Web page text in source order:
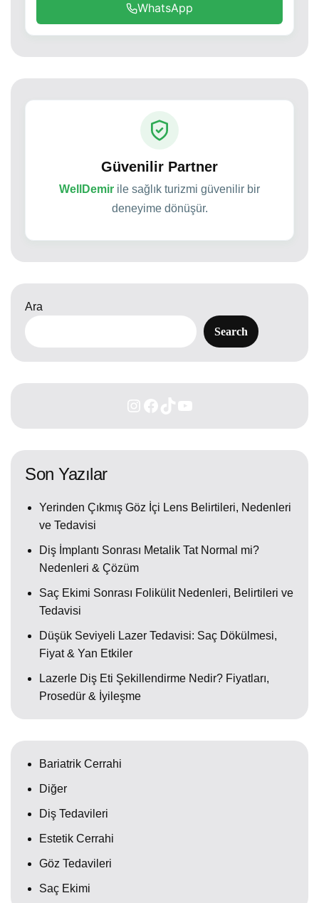
WhatsApp
Güvenilir Partner
WellDemir ile sağlık turizmi güvenilir bir
deneyime dönüşür.
Ara
Search
Son Yazılar
Yerinden Çıkmış Göz İçi Lens Belirtileri, Nedenleri
ve Tedavisi
Diş İmplantı Sonrası Metalik Tat Normal mi?
Nedenleri & Çözüm
Saç Ekimi Sonrası Folikülit Nedenleri, Belirtileri ve
Tedavisi
Düşük Seviyeli Lazer Tedavisi: Saç Dökülmesi,
Fiyat & Yan Etkiler
Lazerle Diş Eti Şekillendirme Nedir? Fiyatları,
Prosedür & İyileşme
Bariatrik Cerrahi
Diğer
Diş Tedavileri
Estetik Cerrahi
Göz Tedavileri
Saç Ekimi